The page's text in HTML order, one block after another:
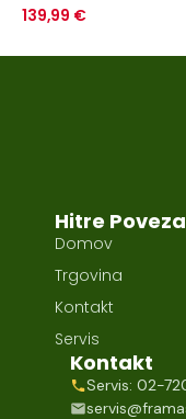
139,99 €
Hitre
Domov
Trgovina
Kontakt
Servis
Kontakt
Servis: 02-